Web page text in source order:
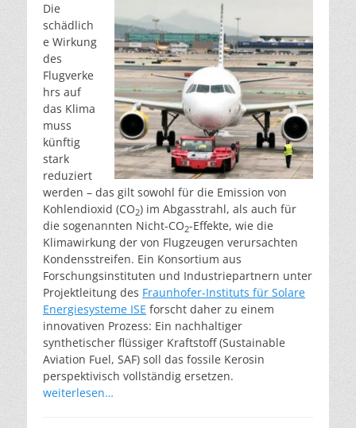
Die
schädlich
e Wirkung
des
Flugverke
hrs auf
das Klima
muss
künftig
stark
reduziert
werden – das gilt sowohl für die Emission von
Kohlendioxid (CO2) im Abgasstrahl, als auch für
die sogenannten Nicht-CO2-Effekte, wie die
Klimawirkung der von Flugzeugen verursachten
Kondensstreifen. Ein Konsortium aus
Forschungsinstituten und Industriepartnern unter
Projektleitung des Fraunhofer-Instituts für Solare
Energiesysteme ISE forscht daher zu einem
innovativen Prozess: Ein nachhaltiger
synthetischer flüssiger Kraftstoff (Sustainable
Aviation Fuel, SAF) soll das fossile Kerosin
perspektivisch vollständig ersetzen.
weiterlesen…